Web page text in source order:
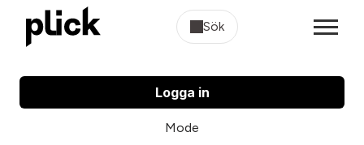
Sök
Logga in
Mode